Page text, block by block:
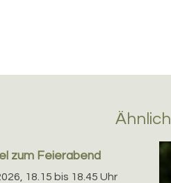
Ähnlich
zum Feierabend
18.15 bis 18.45 Uhr